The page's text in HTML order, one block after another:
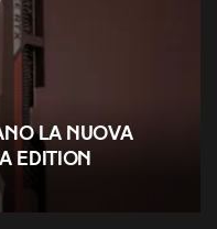
la nuova
Edition